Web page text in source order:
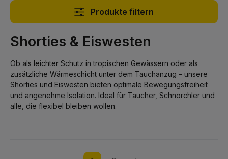
Produkte filtern
Shorties & Eiswesten
Ob als leichter Schutz in tropischen Gewässern oder als
zusätzliche Wärmeschicht unter dem Tauchanzug – unsere
Shorties und Eiswesten bieten optimale Bewegungsfreiheit
und angenehme Isolation. Ideal für Taucher, Schnorchler und
alle, die flexibel bleiben wollen.